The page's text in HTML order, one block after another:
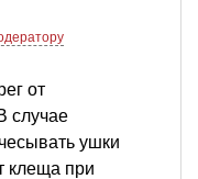
от
случае
ушки
клеща при